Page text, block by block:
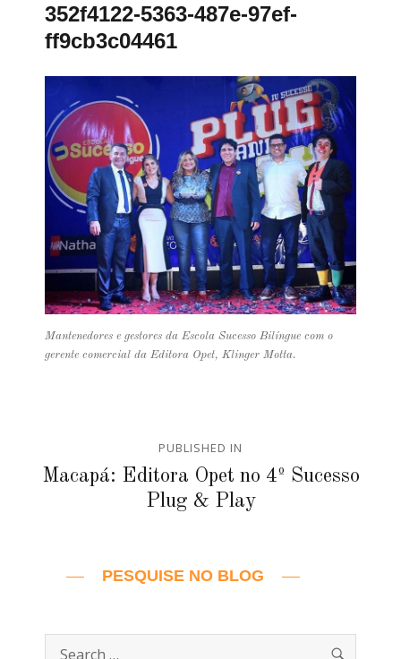
352f4122-5363-487e-97ef-
ff9cb3c04461
Mantenedores e gestores da Escola Sucesso Bilíngue com o
gerente comercial da Editora Opet, Klinger Motta.
de
PUBLISHED IN
Macapá: Editora Opet no 4º Sucesso
Plug & Play
PESQUISE NO BLOG
Search